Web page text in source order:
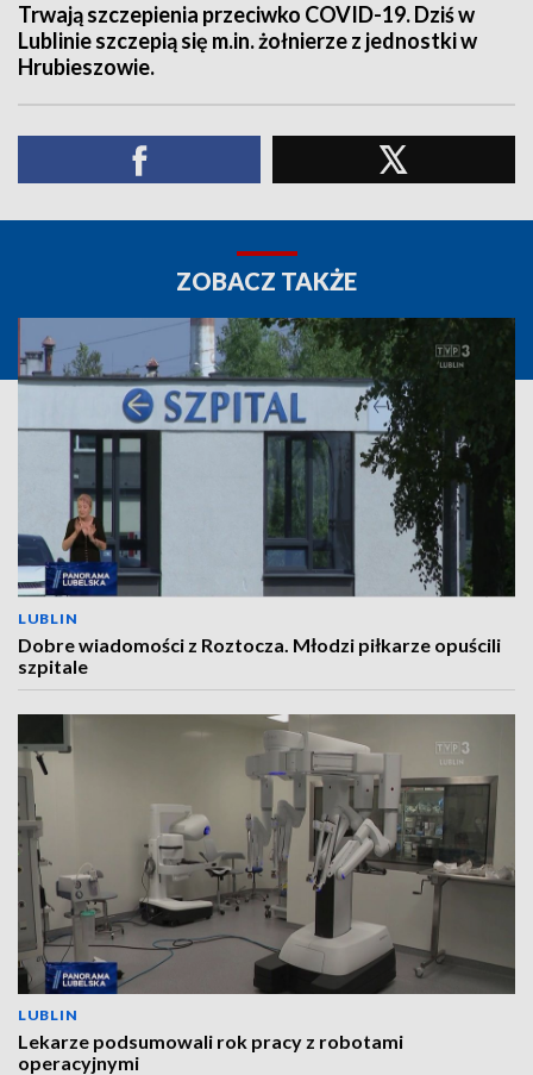
Trwają szczepienia przeciwko COVID-19. Dziś w
Lublinie szczepią się m.in. żołnierze z jednostki w
Hrubieszowie.
ZOBACZ TAKŻE
LUBLIN
Dobre wiadomości z Roztocza. Młodzi piłkarze opuścili
szpitale
LUBLIN
Lekarze podsumowali rok pracy z robotami
operacyjnymi